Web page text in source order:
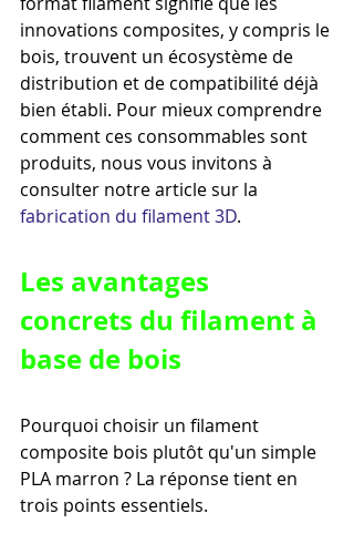
innovations composites, y compris le
bois, trouvent un écosystème de
distribution et de compatibilité déjà
bien établi. Pour mieux comprendre
comment ces consommables sont
produits, nous vous invitons à
consulter notre article sur la
fabrication du filament 3D.
Les avantages
concrets du filament à
base de bois
Pourquoi choisir un filament
composite bois plutôt qu'un simple
PLA marron ? La réponse tient en
trois points essentiels.